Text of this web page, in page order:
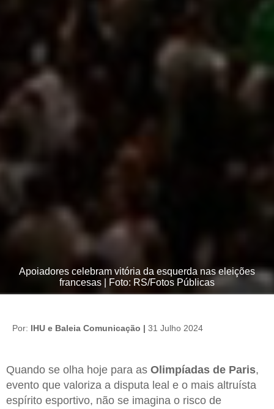
Apoiadores celebram vitória da esquerda nas eleições
francesas | Foto: RS/Fotos Públicas
Por: IHU e Baleia Comunicação | 31 Julho 2024
Quando se olha hoje para as Olimpíadas de Paris,
evento que valoriza a disputa leal e o mais altruísta
espírito esportivo, não se imagina o risco de